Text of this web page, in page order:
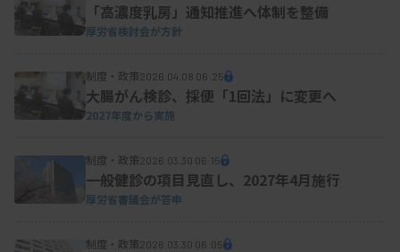
「高濃度乳房」通知推進へ体制を整備
厚労省検討会が方針
制度・政策2026.04.08 06:25
大腸がん検診、採便「1回法」に変更へ
2027年度から実施
制度・政策2026.03.30 06:15
一般健診の項目見直し、2027年4月施行
厚労省審議会が答申
制度・政策2026.03.30 06:05